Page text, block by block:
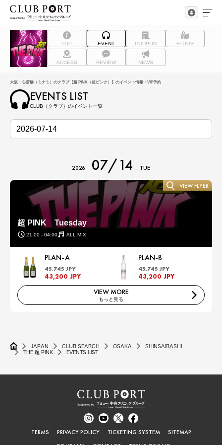
TOP EVENT COUPON FLOOR
ACCESS REVIEW NEWS
大阪・心斎橋（ミナミ）のクラブ【超 PINK（超ピンク）】のイベント情報・VIP予約
EVENTS LIST
CLUB（クラブ）のイベント一覧
2026 07/14 TUE
超 PINK Tuesday
21:00 - 04:00 ALL MIX
VIEW FLYER
PLAN-A
45,745 JPY
43,200 JPY
PLAN-B
45,745 JPY
43,200 JPY
VIEW MORE
もっと見る
JAPAN CLUB SEARCH OSAKA
SHINSAIBASHI
THE 超 PINK
EVENTS LIST
TERMS PRIVACY POLICY TICKETING SYSTEM
SITEMAP